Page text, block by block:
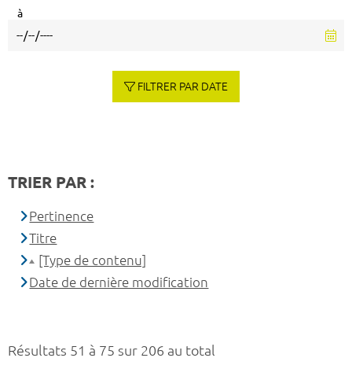
Résultats 51 à 75 sur 206 au total
à
FILTRER PAR DATE
TRIER PAR :
Pertinence
Titre
[Type de contenu]
Date de dernière modification